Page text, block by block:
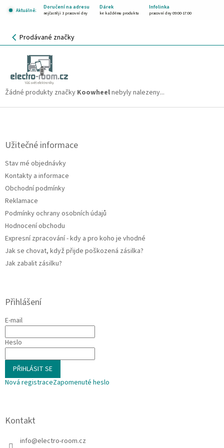
Aktuálně:
Doručení na adresu Dárek Infolinka
nejčastěji 3 pracovní dny ke každému produktu pracovní dny 09:00-17:00
NÁKUPNÍ
KOŠÍK
Prodávané značky
Koowheel
Žádné produkty značky Koowheelnebyly nalezeny...
Z
Užitečné informace
Stav mé objednávky
Kontakty a informace
Obchodní podmínky
Reklamace
Podmínky ochrany osobních údajů
Hodnocení obchodu
Expresní zpracování - kdy a pro koho je vhodné
Jak se chovat, když přijde poškozená zásilka?
Jak zabalit zásilku?
Přihlášení
E-mail
Heslo
PŘIHLÁSIT SE
Nová registraceZapomenuté heslo
Kontakt
info@electro-room.cz